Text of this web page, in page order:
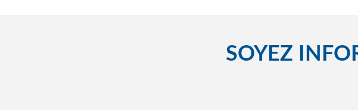
SOYEZ